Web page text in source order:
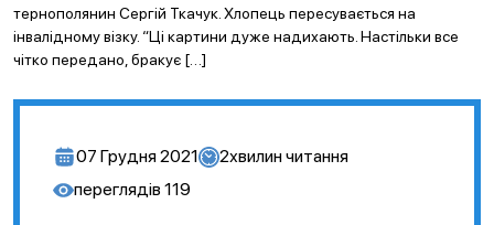
тернополянин Сергій Ткачук. Хлопець пересувається на
інвалідному візку. “Ці картини дуже надихають. Настільки все
чітко передано, бракує […]
07 Грудня 2021 2хвилин читання
переглядів 119